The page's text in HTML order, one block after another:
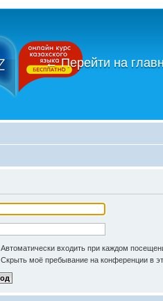
←Перейти на
Автоматически входить при каждом
Скрыть моё пребывание на конференции в